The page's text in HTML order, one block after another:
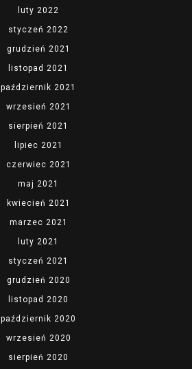
luty 2022
styczeń 2022
grudzień 2021
listopad 2021
październik 2021
wrzesień 2021
sierpień 2021
lipiec 2021
czerwiec 2021
maj 2021
kwiecień 2021
marzec 2021
luty 2021
styczeń 2021
grudzień 2020
listopad 2020
październik 2020
wrzesień 2020
sierpień 2020